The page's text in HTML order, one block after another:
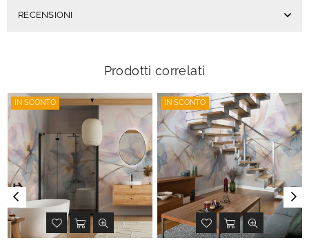
RECENSIONI
Prodotti correlati
IN SCONTO IN SCONTO